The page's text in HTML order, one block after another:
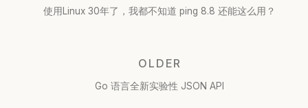
使用Linux 30年了，我都不知道 ping 8.8 还能这么用？
OLDER
Go 语言全新实验性 JSON API